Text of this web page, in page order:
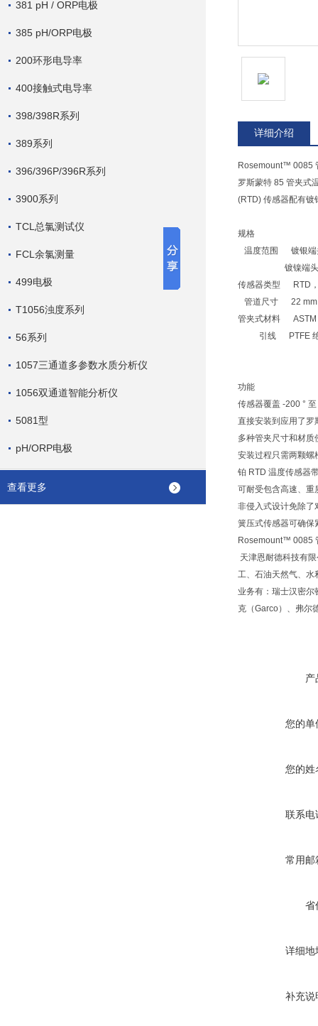
381 pH / ORP电极
385 pH/ORP电极
200环形电导率
400接触式电导率
398/398R系列
389系列
396/396P/396R系列
3900系列
TCL总氯测试仪
FCL余氯测量
499电极
T1056浊度系列
56系列
1057三通道多参数水质分析仪
1056双通道智能分析仪
5081型
pH/ORP电极
查看更多
详细介绍
Rosemount™ 0085
罗斯蒙特 85 管夹式
(RTD) 传感器配有镀
规格
温度范围 镀银端
镀镍端头为 -
传感器类型 RTD，
管道尺寸 22 mm
管夹式材料 ASTM
引线 PTFE 绝
功能
传感器覆盖 -200 °
直接安装到应用了
多种管夹尺寸和材
安装过程只需两颗螺
铂 RTD 温度传感器
可耐受包含高速、重
非侵入式设计免除了
簧压式传感器可确保
Rosemount™ 0085
天津恩耐德科技有
工、石油天然气、水
业务有：瑞士汉密尔
克（Garco）、弗尔
产
您的单
您的姓
联系电
常用邮
省
详细地
补充说